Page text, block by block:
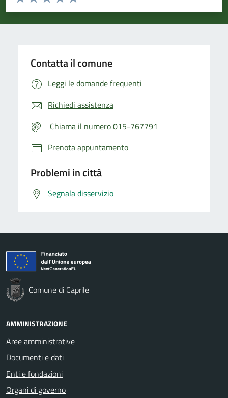
Valuta 5 stelle su 5
Valuta 4 stelle su 5
Valuta 3 stelle su 5
Valuta 2 stelle su 5
Valuta 1 stelle su 5
Contatta il comune
Leggi le domande frequenti
Richiedi assistenza
Chiama il numero 015-767791
Prenota appuntamento
Problemi in città
Segnala disservizio
Comune di Caprile
AMMINISTRAZIONE
Aree amministrative
Documenti e dati
Enti e fondazioni
Organi di governo